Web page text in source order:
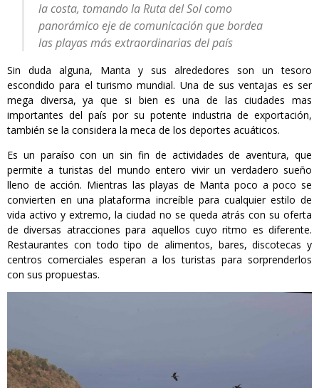
la costa, tomando la Ruta del Sol como
panorámico eje de comunicación que bordea
las playas más extraordinarias del país
Sin duda alguna, Manta y sus alrededores son un tesoro
escondido para el turismo mundial. Una de sus ventajas es ser
mega diversa, ya que si bien es una de las ciudades mas
importantes del país por su potente industria de exportación,
también se la considera la meca de los deportes acuáticos.
Es un paraíso con un sin fin de actividades de aventura, que
permite a turistas del mundo entero vivir un verdadero sueño
lleno de acción. Mientras las playas de Manta poco a poco se
convierten en una plataforma increíble para cualquier estilo de
vida activo y extremo, la ciudad no se queda atrás con su oferta
de diversas atracciones para aquellos cuyo ritmo es diferente.
Restaurantes con todo tipo de alimentos, bares, discotecas y
centros comerciales esperan a los turistas para sorprenderlos
con sus propuestas.